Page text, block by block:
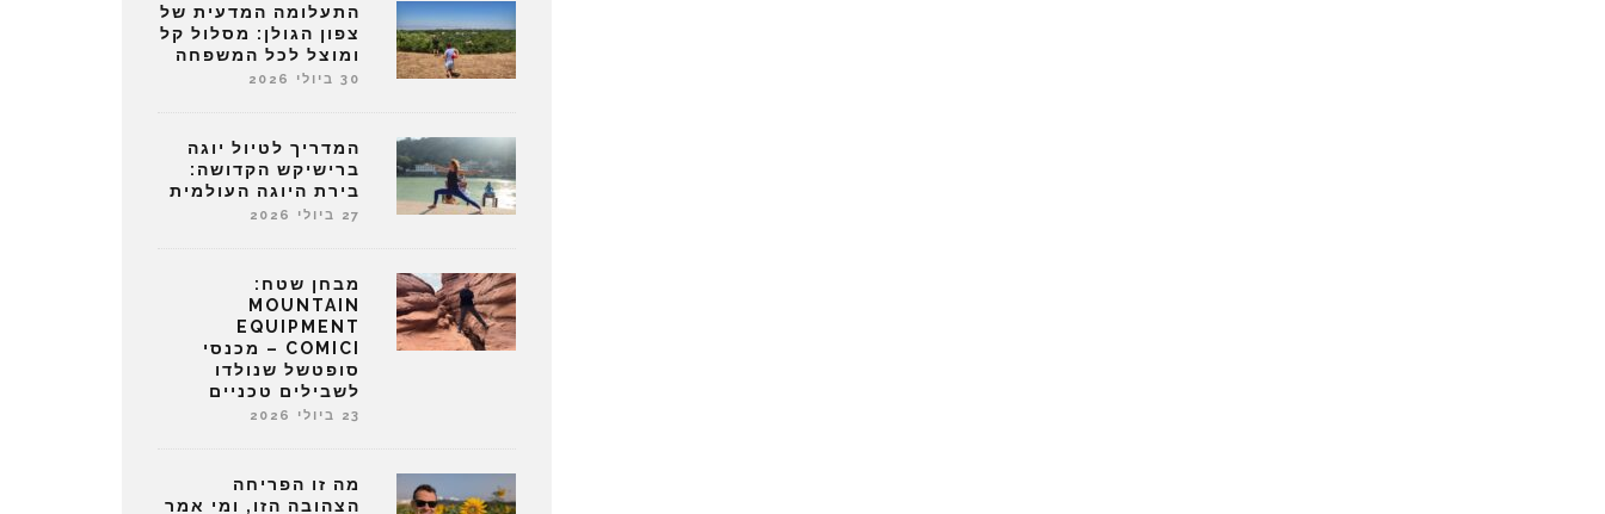
התעלומה המדעית של
צפון הגולן: מסלול קל
ומוצל לכל המשפחה
30 ביולי 2026
המדריך לטיול יוגה
ברישיקש הקדושה:
בירת היוגה העולמית
27 ביולי 2026
מבחן שטח:
MOUNTAIN
EQUIPMENT
COMICI – מכנסי
סופטשל שנולדו
לשבילים טכניים
23 ביולי 2026
מה זו הפריחה
הצהובה הזו, ומי אמר